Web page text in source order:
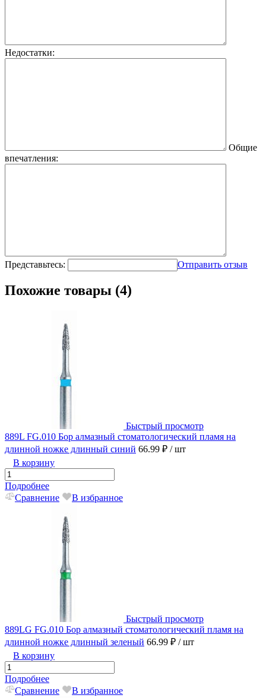
Недостатки:
Общие
впечатления:
Представьтесь: Отправить отзыв
Похожие товары (4)
Быстрый просмотр
889L FG.010 Бор алмазный стоматологический пламя на
длинной ножке длинный синий 66.99 ₽ / шт
В корзину
Подробнее
Сравнение
В избранное
Быстрый просмотр
889LG FG.010 Бор алмазный стоматологический пламя на
длинной ножке длинный зеленый 66.99 ₽ / шт
В корзину
Подробнее
Сравнение
В избранное